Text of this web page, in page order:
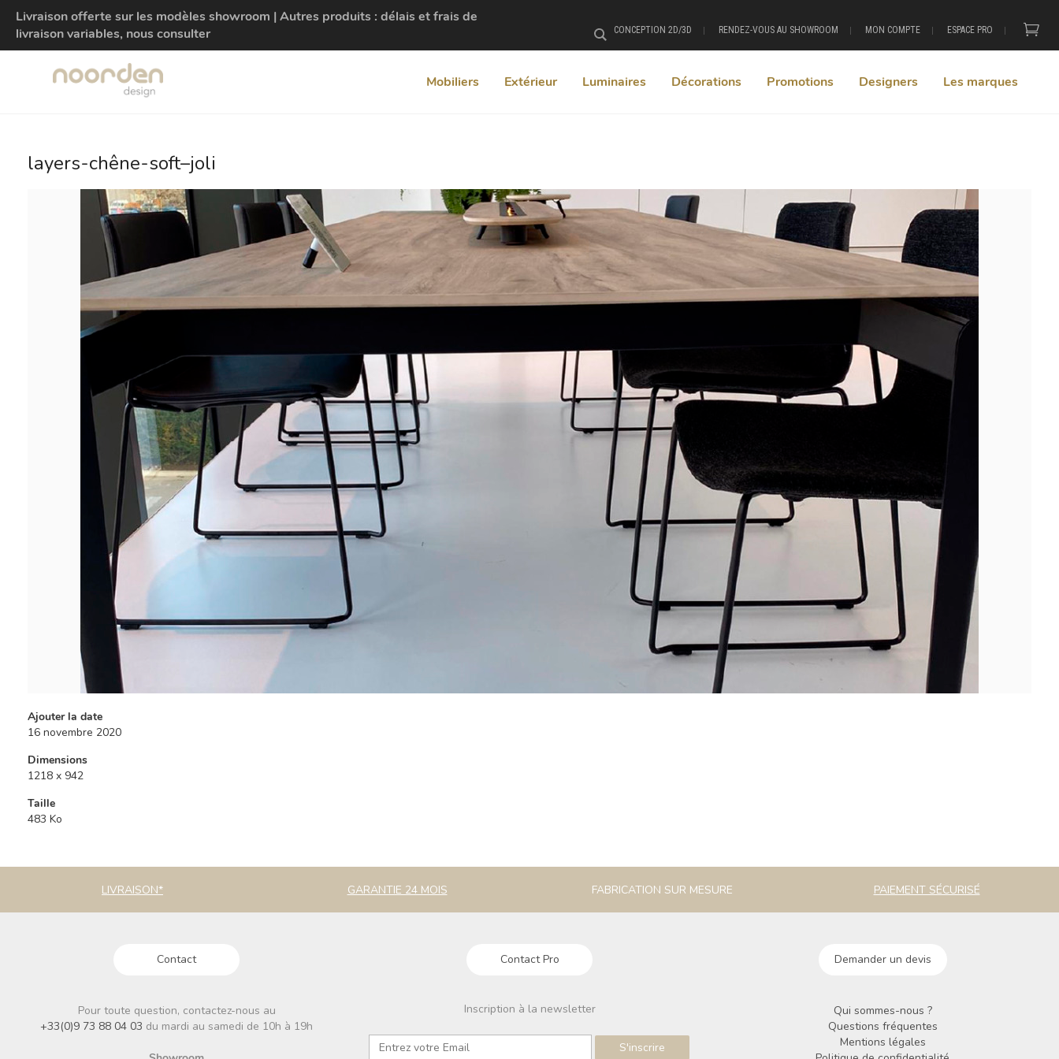
Livraison offerte sur les modèles showroom | Autres produits : délais et frais de
livraison variables, nous consulter
CONCEPTION 2D/3D RENDEZ-VOUS AU SHOWROOM MON COMPTE ESPACE PRO
Mobiliers Extérieur Luminaires Décorations Promotions Designers Les marques
Rechercher
layers-chêne-soft–joli
Ajouter la date
16 novembre 2020
Dimensions
1218 x 942
Taille
483 Ko
LIVRAISON* GARANTIE 24 MOIS FABRICATION SUR MESURE PAIEMENT SÉCURISÉ
Contact Contact Pro Demander un devis
Pour toute question, contactez-nous au
+33(0)9 73 88 04 03 du mardi au samedi de 10h à 19h
Inscription à la newsletter
Qui sommes-nous ?
Questions fréquentes
Mentions légales